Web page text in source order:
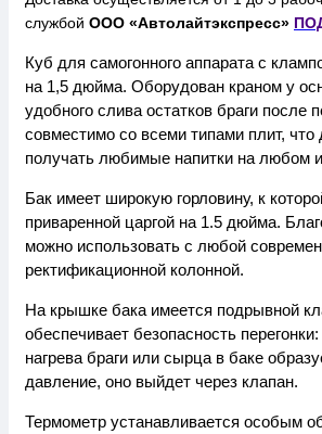
службой ООО «Автолайтэкспресс»
Куб для самогонного аппарата с
на 1,5 дюйма. Оборудован краном у
удобного слива остатков браги после
совместимо со всеми типами плит, что
получать любимые напитки на любом
Бак имеет широкую горловину, к
приваренной царгой на 1.5 дюйма.
можно использовать с любой
ректификационной колонной.
На крышке бака имеется подрывной
обеспечивает безопасность
нагрева браги или сырца в баке
давление, оно выйдет через клапан.
Термометр устанавливается особым